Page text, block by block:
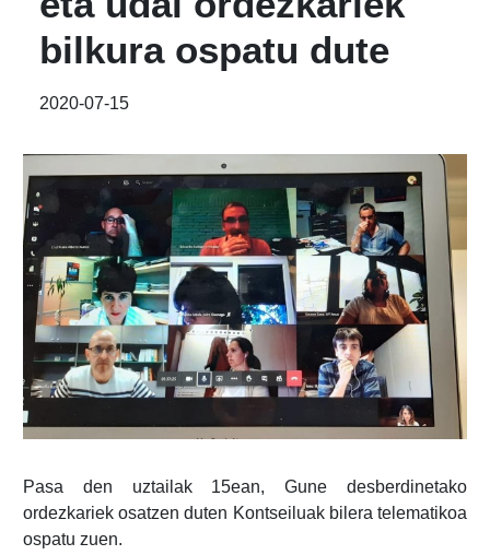
bilkura ospatu dute
2020-07-15
Pasa den uztailak 15ean, Gune desberdinetako
ordezkariek osatzen duten Kontseiluak bilera telematikoa
ospatu zuen.